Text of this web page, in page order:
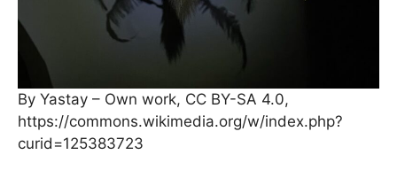
By Yastay – Own work, CC BY-SA 4.0,
https://commons.wikimedia.org/w/index.php?
curid=125383723